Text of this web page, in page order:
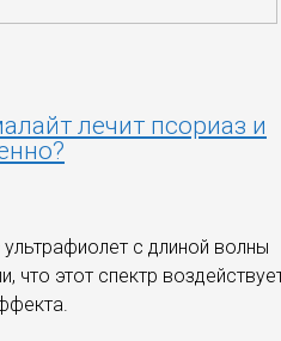
лечит псориаз и
с длиной волны
что этот спектр